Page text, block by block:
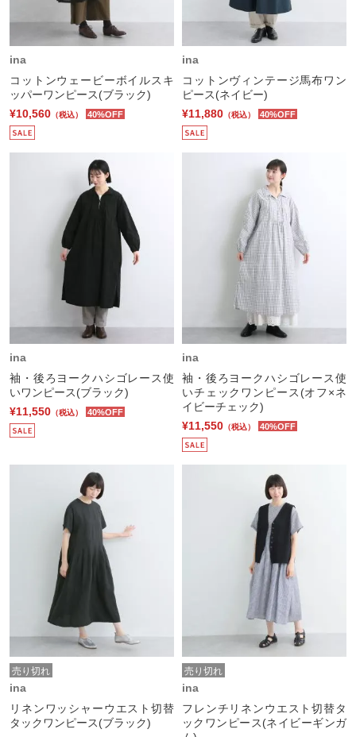
ina
コットンウェービーボイルスキ
ッパーワンピース(ブラック)
¥10,560 （税込） 40%OFF
ina
コットンヴィンテージ馬布ワン
ピース(ネイビー)
¥11,880 （税込） 40%OFF
ina
袖・後ろヨークハシゴレース使
いワンピース(ブラック)
¥11,550 （税込） 40%OFF
ina
袖・後ろヨークハシゴレース使
いチェックワンピース(オフ×ネ
イビーチェック)
¥11,550 （税込） 40%OFF
売り切れ
ina
リネンワッシャーウエスト切替
タックワンピース(ブラック)
売り切れ
ina
フレンチリネンウエスト切替タ
ックワンピース(ネイビーギンガ